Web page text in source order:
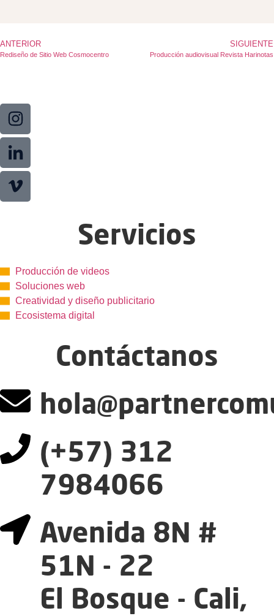
ANTERIOR
Rediseño de Sitio Web Cosmocentro
SIGUIENTE
Producción audiovisual Revista Harinotas
Servicios
Producción de videos
Soluciones web
Creatividad y diseño publicitario
Ecosistema digital
Contáctanos
(+57) 312
7984066
Avenida 8N #
51N - 22
El Bosque - Cali,